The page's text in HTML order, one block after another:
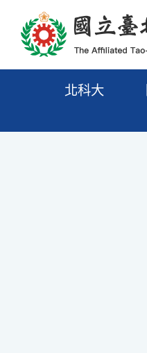
移至網頁之主要內容區位置
北科大